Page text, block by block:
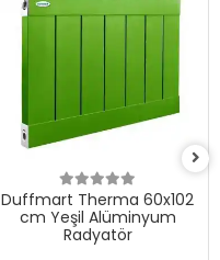
Duffmart Therma 60x102
cm Yeşil Alüminyum
Radyatör